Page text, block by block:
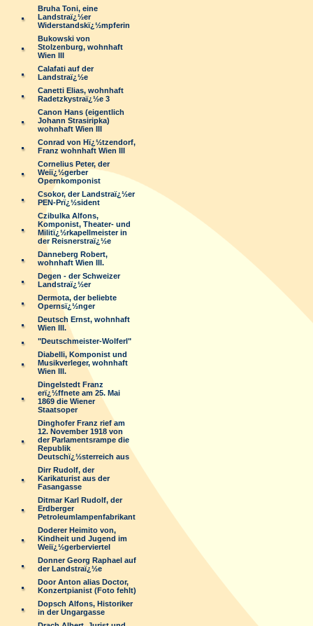
Bruha Toni, eine
Landstraï¿½er
Widerstandskï¿½mpferin
Bukowski von
Stolzenburg, wohnhaft
Wien III
Calafati auf der
Landstraï¿½e
Canetti Elias, wohnhaft
Radetzkystraï¿½e 3
Canon Hans (eigentlich
Johann Strasiripka)
wohnhaft Wien III
Conrad von Hï¿½tzendorf,
Franz wohnhaft Wien III
Cornelius Peter, der
Weiï¿½gerber
Opernkomponist
Csokor, der Landstraï¿½er
PEN-Prï¿½sident
Czibulka Alfons,
Komponist, Theater- und
Militï¿½rkapellmeister in
der Reisnerstraï¿½e
Danneberg Robert,
wohnhaft Wien III.
Degen - der Schweizer
Landstraï¿½er
Dermota, der beliebte
Opernsï¿½nger
Deutsch Ernst, wohnhaft
Wien III.
"Deutschmeister-Wolferl"
Diabelli, Komponist und
Musikverleger, wohnhaft
Wien III.
Dingelstedt Franz
erï¿½ffnete am 25. Mai
1869 die Wiener
Staatsoper
Dinghofer Franz rief am
12. November 1918 von
der Parlamentsrampe die
Republik
Deutschï¿½sterreich aus
Dirr Rudolf, der
Karikaturist aus der
Fasangasse
Ditmar Karl Rudolf, der
Erdberger
Petroleumlampenfabrikant
Doderer Heimito von,
Kindheit und Jugend im
Weiï¿½gerberviertel
Donner Georg Raphael auf
der Landstraï¿½e
Door Anton alias Doctor,
Konzertpianist (Foto fehlt)
Dopsch Alfons, Historiker
in der Ungargasse